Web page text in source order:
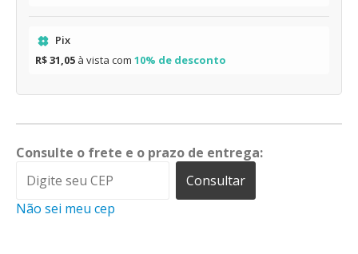
Pix
R$ 31,05 à vista com 10% de desconto
Consulte o frete e o prazo de entrega:
Consultar
Não sei meu cep